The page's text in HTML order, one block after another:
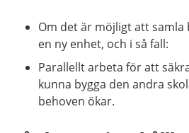
Om det är möjligt att samla
en ny enhet, och i så fall:
Parallellt arbeta för att
kunna bygga den andra
behoven ökar.